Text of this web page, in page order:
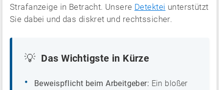
Strafanzeige in Betracht. Unsere Detektei unterstützt
Sie dabei und das diskret und rechtssicher.
💡 Das Wichtigste in Kürze
Beweispflicht beim Arbeitgeber: Ein bloßer